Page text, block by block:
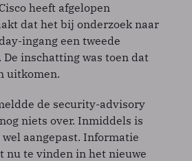
heeft afgelopen
dat het bij onderzoek naar
ingang een tweede
inschatting was toen dat
uitkomen.
de security-advisory
niets over. Inmiddels is
aangepast. Informatie
nu te vinden in het nieuwe